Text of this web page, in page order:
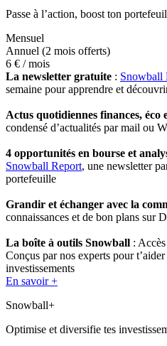
Passe à l’action, boost ton
Mensuel
Annuel (2 mois offerts)
6 € / mois
La newsletter gratuite : Snowball
semaine pour apprendre et
Actus quotidiennes finances, éco
condensé d’actualités par mail ou
4 opportunités en bourse et
Snowball Report, une newsletter
portefeuille
Grandir et échanger avec la
connaissances et de bon plans sur
La boîte à outils Snowball :
Conçus par nos experts pour
investissements
En savoir +
Snowball+
Optimise et diversifie tes